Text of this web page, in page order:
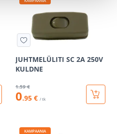
JUHTMELÜLITI SC 2A 250V
KULDNE
1.59 €
0.95 € / tk
KAMPAANIA